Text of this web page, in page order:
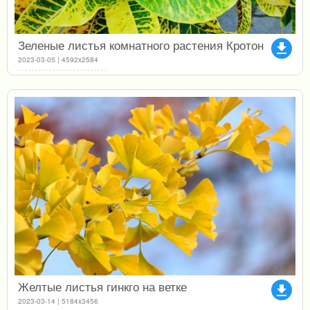
file_download
Зеленые листья комнатного растения Кротон
2023-03-05 | 4592x2584
file_download
Желтые листья гинкго на ветке
2023-03-14 | 5184x3456